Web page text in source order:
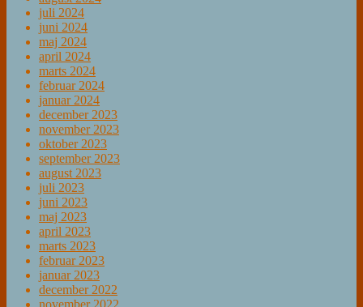
juli 2024
juni 2024
maj 2024
april 2024
marts 2024
februar 2024
januar 2024
december 2023
november 2023
oktober 2023
september 2023
august 2023
juli 2023
juni 2023
maj 2023
april 2023
marts 2023
februar 2023
januar 2023
december 2022